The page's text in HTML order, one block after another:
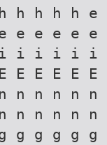
h h h h
e e e e
i i i i i
E E E E
n n n
n n n n
g g g g